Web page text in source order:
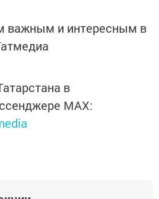
важным и интересным в
в
MАХ: